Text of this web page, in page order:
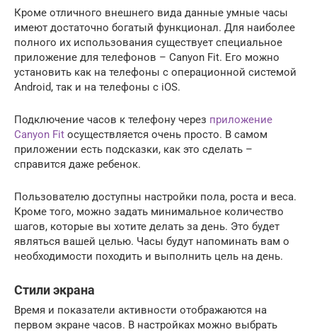
Кроме отличного внешнего вида данные умные часы
имеют достаточно богатый функционал. Для наиболее
полного их использования существует специальное
приложение для телефонов – Canyon Fit. Его можно
установить как на телефоны с операционной системой
Android, так и на телефоны с iOS.
Подключение часов к телефону через приложение
Canyon Fit осуществляется очень просто. В самом
приложении есть подсказки, как это сделать –
справится даже ребенок.
Пользователю доступны настройки пола, роста и веса.
Кроме того, можно задать минимальное количество
шагов, которые вы хотите делать за день. Это будет
являться вашей целью. Часы будут напоминать вам о
необходимости походить и выполнить цель на день.
Стили экрана
Время и показатели активности отображаются на
первом экране часов. В настройках можно выбрать